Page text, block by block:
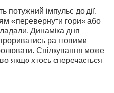
потужний імпульс до дії.
«перевернути гори» або
Динаміка дня
раптовими
Спілкування може
якщо хтось сперечається